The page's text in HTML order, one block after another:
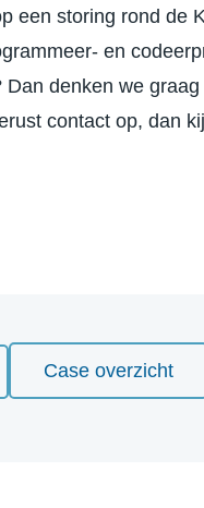
een storing rond de
en
Dan denken we
contact op, dan
Case overzicht